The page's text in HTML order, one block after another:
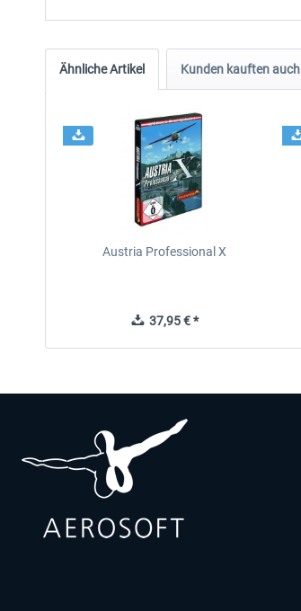
Ähnliche Artikel Kunden kauften auch
Austria Professional X
37,95 € *